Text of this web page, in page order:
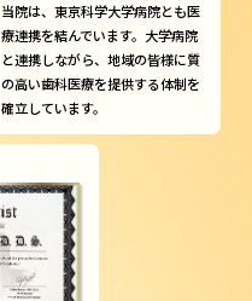
当院は、東京科学大学病院とも医
療連携を結んでいます。大学病院
と連携しながら、地域の皆様に質
の高い歯科医療を提供する体制を
確立しています。